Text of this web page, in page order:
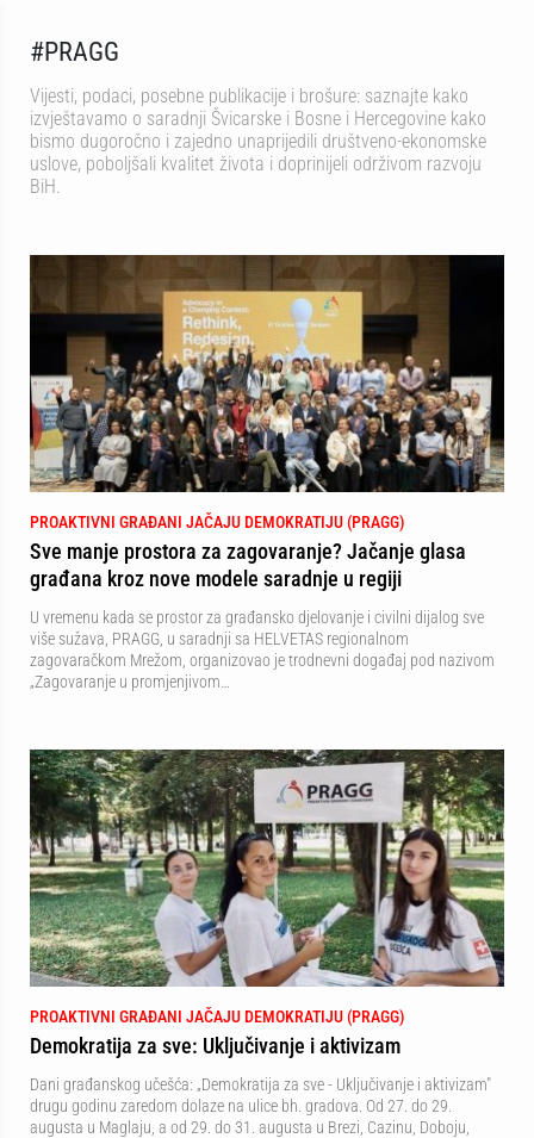
#PRAGG
Vijesti, podaci, posebne publikacije i brošure: saznajte kako
izvještavamo o saradnji Švicarske i Bosne i Hercegovine kako
bismo dugoročno i zajedno unaprijedili društveno-ekonomske
uslove, poboljšali kvalitet života i doprinijeli održivom razvoju
BiH.
PROAKTIVNI GRAĐANI JAČAJU DEMOKRATIJU (PRAGG)
Sve manje prostora za zagovaranje? Jačanje glasa
građana kroz nove modele saradnje u regiji
U vremenu kada se prostor za građansko djelovanje i civilni dijalog sve
više sužava, PRAGG, u saradnji sa HELVETAS regionalnom
zagovaračkom Mrežom, organizovao je trodnevni događaj pod nazivom
„Zagovaranje u promjenjivom…
PROAKTIVNI GRAĐANI JAČAJU DEMOKRATIJU (PRAGG)
Demokratija za sve: Uključivanje i aktivizam
Dani građanskog učešća: „Demokratija za sve - Uključivanje i aktivizam"
drugu godinu zaredom dolaze na ulice bh. gradova. Od 27. do 29.
augusta u Maglaju, a od 29. do 31. augusta u Brezi, Cazinu, Doboju,